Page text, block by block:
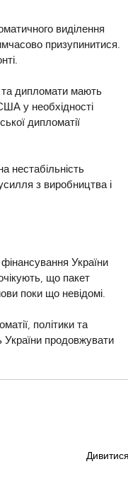
виділення
призупинитися.
та дипломати мають
у необхідності
дипломатії
нестабільність
з виробництва і
України
що пакет
поки що невідомі.
політики та
України продовжувати